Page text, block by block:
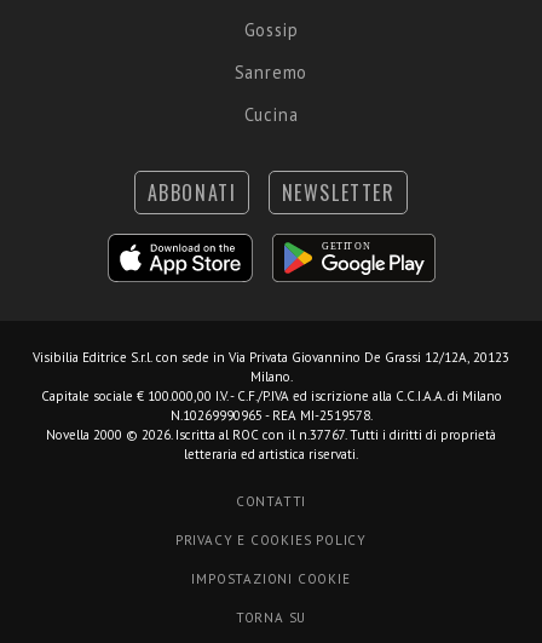
Gossip
Sanremo
Cucina
ABBONATI NEWSLETTER
Visibilia Editrice S.r.l. con sede in Via Privata Giovannino De Grassi 12/12A, 20123
Milano.
Capitale sociale € 100.000,00 I.V. - C.F./P.IVA ed iscrizione alla C.C.I.A.A. di Milano
N.10269990965 - REA MI-2519578.
Novella 2000 © 2026. Iscritta al ROC con il n.37767. Tutti i diritti di proprietà
letteraria ed artistica riservati.
CONTATTI
PRIVACY E COOKIES POLICY
IMPOSTAZIONI COOKIE
TORNA SU